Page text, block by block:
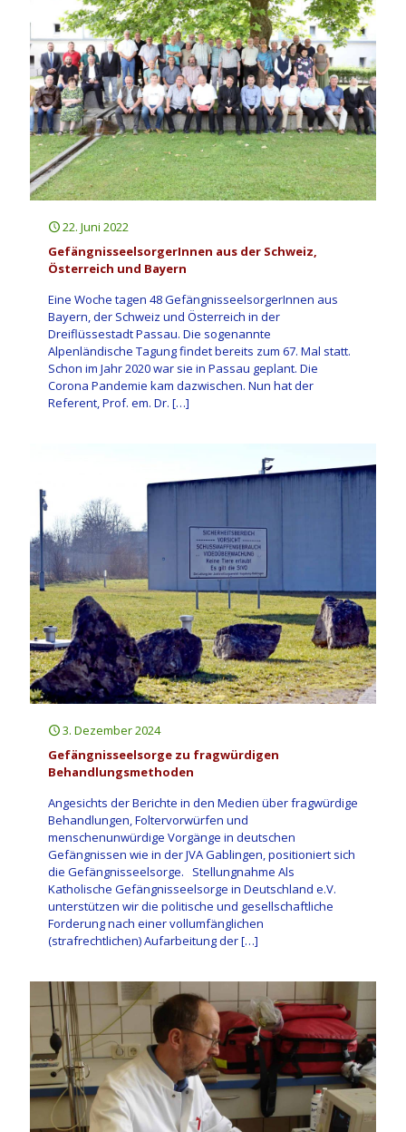
22. Juni 2022
GefängnisseelsorgerInnen aus der Schweiz,
Österreich und Bayern
Eine Woche tagen 48 GefängnisseelsorgerInnen aus
Bayern, der Schweiz und Österreich in der
Dreiflüssestadt Passau. Die sogenannte
Alpenländische Tagung findet bereits zum 67. Mal statt.
Schon im Jahr 2020 war sie in Passau geplant. Die
Corona Pandemie kam dazwischen. Nun hat der
Referent, Prof. em. Dr. […]
3. Dezember 2024
Gefängnisseelsorge zu fragwürdigen
Behandlungsmethoden
Angesichts der Berichte in den Medien über fragwürdige
Behandlungen, Foltervorwürfen und
menschenunwürdige Vorgänge in deutschen
Gefängnissen wie in der JVA Gablingen, positioniert sich
die Gefängnisseelsorge. Stellungnahme Als
Katholische Gefängnisseelsorge in Deutschland e.V.
unterstützen wir die politische und gesellschaftliche
Forderung nach einer vollumfänglichen
(strafrechtlichen) Aufarbeitung der[…]